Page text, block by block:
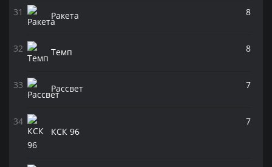
Ракета 8
Темп 8
Рассвет 7
КСК 96
7